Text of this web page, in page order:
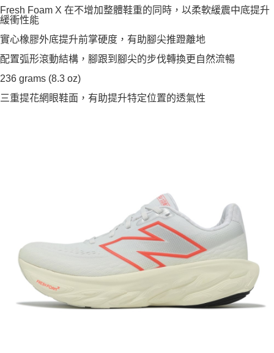
Fresh Foam X 在不增加整體鞋重的同時，以柔軟緩震中底提升
緩衝性能
實心橡膠外底提升前掌硬度，有助腳尖推蹬離地
配置弧形滾動結構，腳跟到腳尖的步伐轉換更自然流暢
236 grams (8.3 oz)
三重提花網眼鞋面，有助提升特定位置的透氣性